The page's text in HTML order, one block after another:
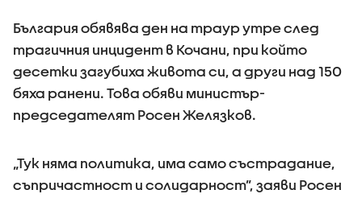
България обявява ден на траур утре след
трагичния инцидент в Кочани, при който
десетки загубиха живота си, а други над 150
бяха ранени. Това обяви министър-
председателят Росен Желязков.
„Тук няма политика, има само състрадание,
съпричастност и солидарност”, заяви Росен